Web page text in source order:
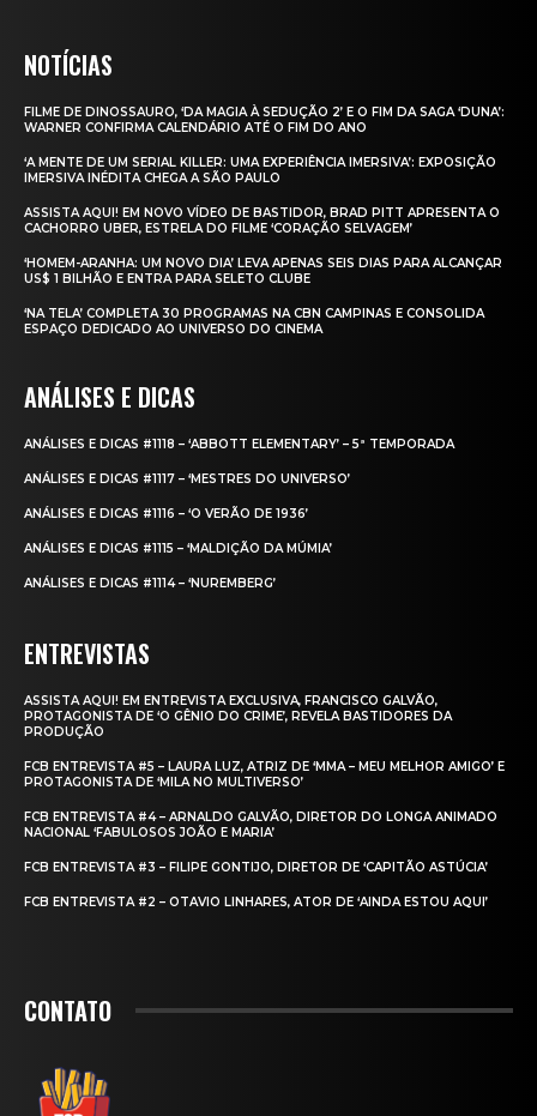
NOTÍCIAS
FILME DE DINOSSAURO, ‘DA MAGIA À SEDUÇÃO 2’ E O FIM DA SAGA ‘DUNA’:
WARNER CONFIRMA CALENDÁRIO ATÉ O FIM DO ANO
‘A MENTE DE UM SERIAL KILLER: UMA EXPERIÊNCIA IMERSIVA’: EXPOSIÇÃO
IMERSIVA INÉDITA CHEGA A SÃO PAULO
ASSISTA AQUI! EM NOVO VÍDEO DE BASTIDOR, BRAD PITT APRESENTA O
CACHORRO UBER, ESTRELA DO FILME ‘CORAÇÃO SELVAGEM’
‘HOMEM-ARANHA: UM NOVO DIA’ LEVA APENAS SEIS DIAS PARA ALCANÇAR
US$ 1 BILHÃO E ENTRA PARA SELETO CLUBE
‘NA TELA’ COMPLETA 30 PROGRAMAS NA CBN CAMPINAS E CONSOLIDA
ESPAÇO DEDICADO AO UNIVERSO DO CINEMA
ANÁLISES E DICAS
ANÁLISES E DICAS #1118 – ‘ABBOTT ELEMENTARY’ – 5ª TEMPORADA
ANÁLISES E DICAS #1117 – ‘MESTRES DO UNIVERSO’
ANÁLISES E DICAS #1116 – ‘O VERÃO DE 1936’
ANÁLISES E DICAS #1115 – ‘MALDIÇÃO DA MÚMIA’
ANÁLISES E DICAS #1114 – ‘NUREMBERG’
ENTREVISTAS
ASSISTA AQUI! EM ENTREVISTA EXCLUSIVA, FRANCISCO GALVÃO,
PROTAGONISTA DE ‘O GÊNIO DO CRIME’, REVELA BASTIDORES DA
PRODUÇÃO
FCB ENTREVISTA #5 – LAURA LUZ, ATRIZ DE ‘MMA – MEU MELHOR AMIGO’ E
PROTAGONISTA DE ‘MILA NO MULTIVERSO’
FCB ENTREVISTA #4 – ARNALDO GALVÃO, DIRETOR DO LONGA ANIMADO
NACIONAL ‘FABULOSOS JOÃO E MARIA’
FCB ENTREVISTA #3 – FILIPE GONTIJO, DIRETOR DE ‘CAPITÃO ASTÚCIA’
FCB ENTREVISTA #2 – OTAVIO LINHARES, ATOR DE ‘AINDA ESTOU AQUI’
CONTATO